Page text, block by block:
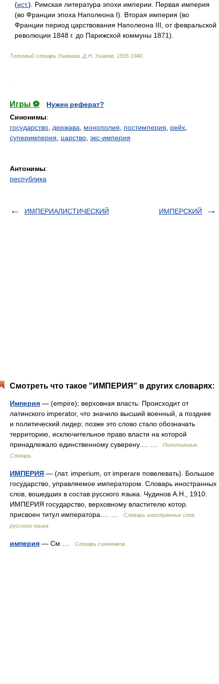
(ист.). Римская литература эпохи империи. Первая империя
(во Франции эпоха Наполеона I). Вторая империя (во
Франции период царствования Наполеона III, от февральской
революции 1848 г. до Парижской коммуны 1871).
Толковый словарь Ушакова Д.Н. Ушаков. 1935-1940
Игры ⚽
Нужен реферат?
Синонимы:
государство держава монополия постимперия рейх
суперимперия
царство экс-империя
Антонимы:
республика
ИМПЕРИАЛИСТИЧЕСКИЙ ИМПЕРСКИЙ
Смотреть что такое "ИМПЕРИЯ" в других словарях:
Империя — (empire); верховная власть: Происходит от
латинского imperator, что значило высший военный, а позднее
и политический лидер; позже это слово стало обозначать
территорию, исключительное право власти на которой
принадлежало единственному суверену.… …
Политология.
Словарь.
ИМПЕРИЯ — (лат. imperium, от imperare повелевать). Большое
государство, управляемое императором. Словарь иностранных
слов, вошедших в состав русского языка. Чудинов А.Н., 1910.
ИМПЕРИЯ государство, верховному властителю котор.
присвоен титул императора.… …
Словарь иностранных слов
русского языка
империя — См … Словарь синонимов